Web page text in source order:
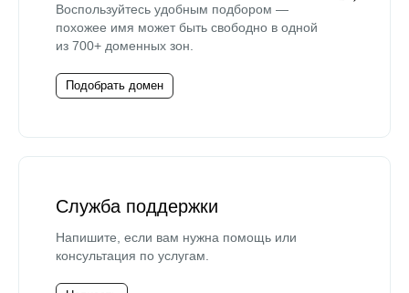
Воспользуйтесь удобным подбором —
похожее имя может быть свободно в одной
из 700+ доменных зон.
Подобрать домен
Служба поддержки
Напишите, если вам нужна помощь или
консультация по услугам.